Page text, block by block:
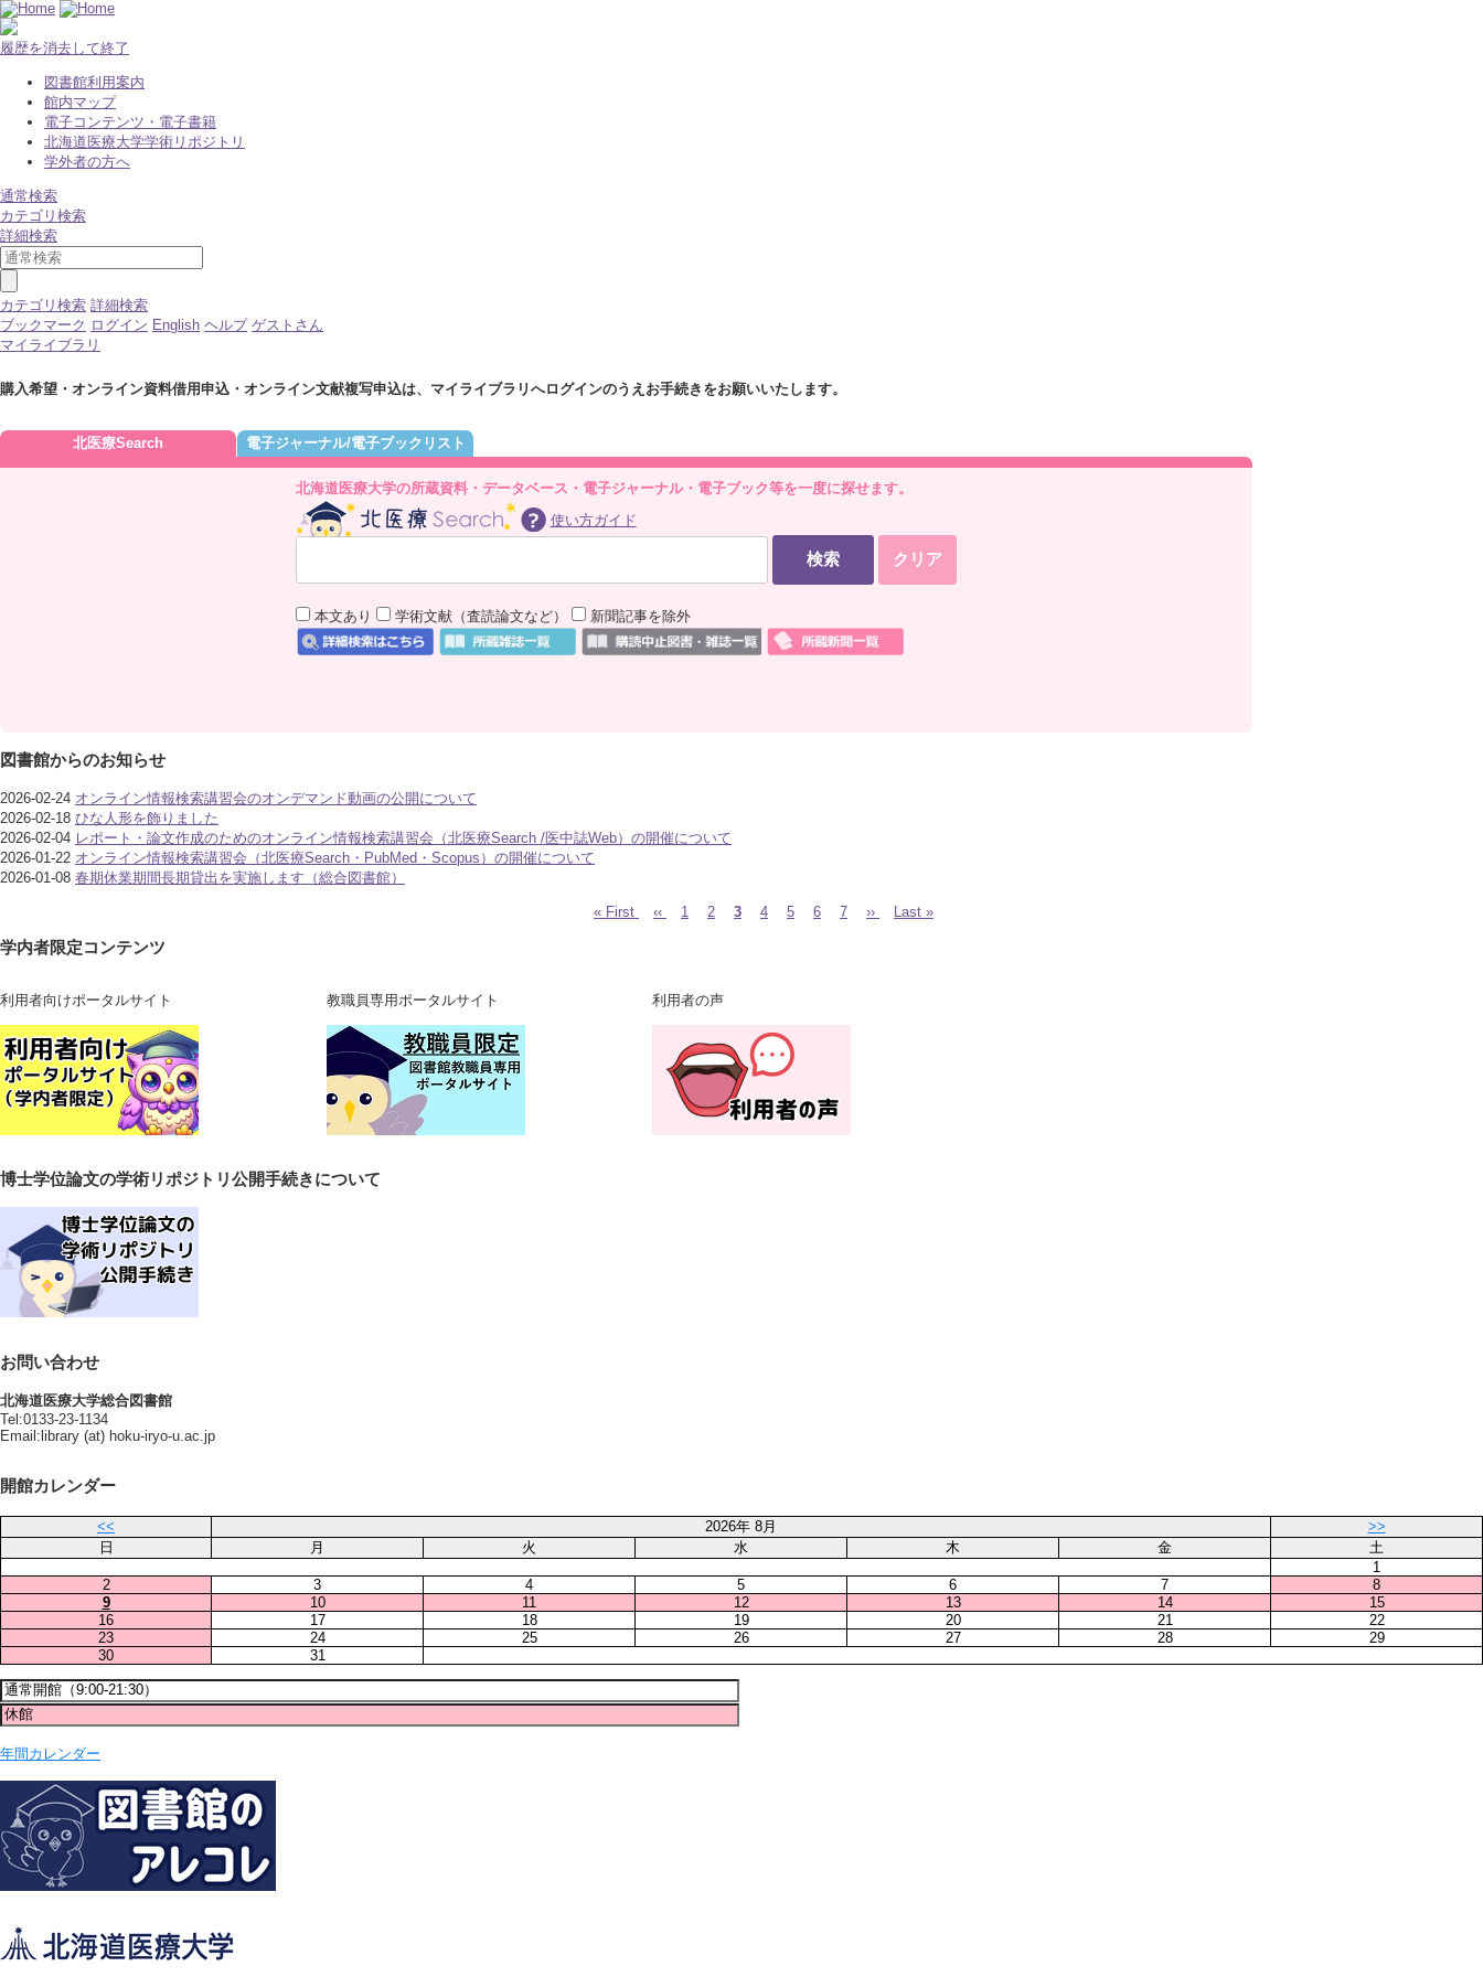
履歴を消去して終了
図書館利用案内
館内マップ
電子コンテンツ・電子書籍
北海道医療大学学術リポジトリ
学外者の方へ
通常検索
カテゴリ検索
詳細検索
カテゴリ検索 詳細検索
ブックマーク ログイン English ヘルプ ゲストさん
マイライブラリ
購入希望・オンライン資料借用申込・オンライン文献複写申込は、マイライブラリへログインのうえお手続きをお願いいたします。
北医療Search 電子ジャーナル/電子ブックリスト
北海道医療大学の所蔵資料・データベース・電子ジャーナル・電子ブック等を一度に探せます。
使い方ガイド
本文あり 学術文献（査読論文など） 新聞記事を除外
図書館からのお知らせ
2026-02-24 オンライン情報検索講習会のオンデマンド動画の公開について
2026-02-18 ひな人形を飾りました
2026-02-04 レポート・論文作成のためのオンライン情報検索講習会（北医療Search /医中誌Web）の開催について
2026-01-22 オンライン情報検索講習会（北医療Search・PubMed・Scopus）の開催について
2026-01-08 春期休業期間長期貸出を実施します（総合図書館）
ー
送
り
先
« First
前
‹‹ Page
1 Page
2
カ
3 Page
4 Page
5 Page
6 Page
7
次
››
最
Last »
学内者限定コンテンツ
利用者向けポータルサイト 教職員専用ポータルサイト 利用者の声
博士学位論文の学術リポジトリ公開手続きについて
お問い合わせ
北海道医療大学総合図書館
Tel:0133-23-1134
Email:library (at) hoku-iryo-u.ac.jp
開館カレンダー
<< 2026年 8月
>>
日
月 火 水 木 金
土
1
2
3 4 5 6 7
8
9
10 11 12 13 14
15
16
17 18 19 20 21
22
23
24 25 26 27 28
29
30
31
年間カレンダー